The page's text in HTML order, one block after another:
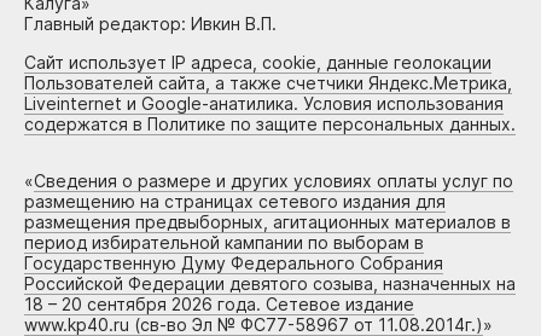
Главный редактор: Ивкин В.П.
Сайт использует IP адреса, cookie, данные геолокации
Пользователей сайта, а также счетчики Яндекс.Метрика,
Liveinternet и Google-анатилика. Условия использования
содержатся в Политике по защите персональных данных.
«Сведения о размере и других условиях оплаты услуг по
размещению на страницах сетевого издания для
размещения предвыборных, агитационных материалов в
период избирательной кампании по выборам в
Государственную Думу Федерального Собрания
Российской Федерации девятого созыва, назначенных на
18 – 20 сентября 2026 года. Сетевое издание
www.kp40.ru (св-во Эл № ФС77-58967 от 11.08.2014г.)»